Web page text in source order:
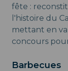
fête :
l'histoire du
mettant en
concours
Barbecues